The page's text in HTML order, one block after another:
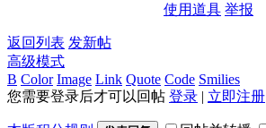
使用道具 举报
返回列表 发新帖
高级模式
B Color Image Link Quote Code Smilies
您需要登录后才可以回帖 登录 | 立即注册